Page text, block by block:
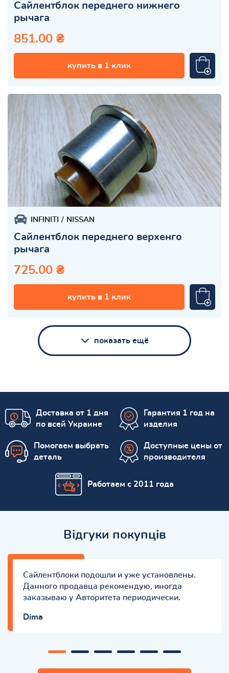
Сайлентблок переднего нижнего
рычага
851.00 ₴
купить в 1 клик
INFINITI NISSAN
Сайлентблок переднего верхенго
рычага
725.00 ₴
купить в 1 клик
показать ещё
Доставка от 1 дня
по всей Украине
Гарантия 1 год на
изделия
Помогаем выбрать
деталь
Доступные цены от
производителя
Работаем с 2011 года
Відгуки покупців
Сайлентблоки подошли и уже установлены.
Данного продавца рекомендую, иногда
заказываю у Авторитета периодически.
Dima